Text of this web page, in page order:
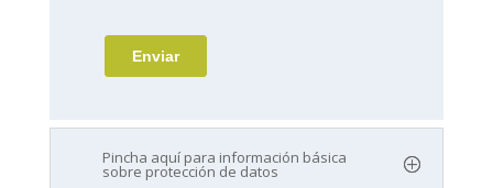
Pincha aquí para información básica
sobre protección de datos